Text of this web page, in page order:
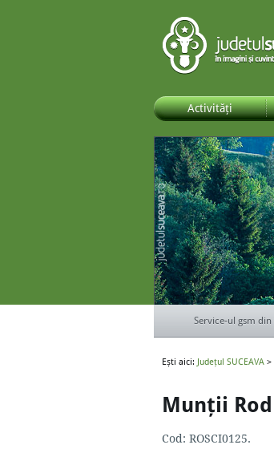
Activități
Service-ul gsm
Ești aici: Județul SUCEAVA >
Munţii
Cod: ROSCI0125.